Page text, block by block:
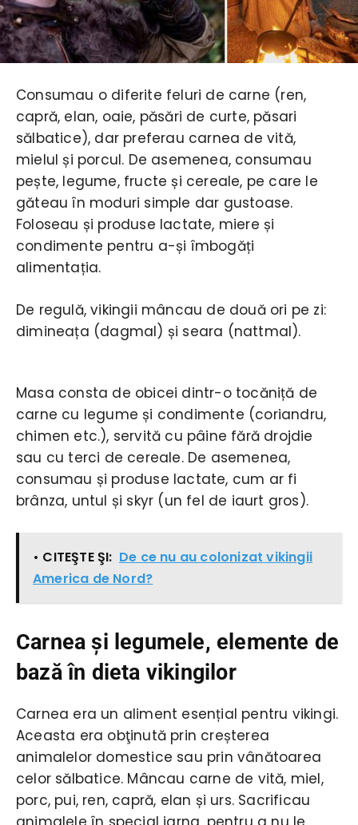
Consumau o diferite feluri de carne (ren,
capră, elan, oaie, păsări de curte, păsari
sălbatice), dar preferau carnea de vită,
mielul și porcul. De asemenea, consumau
pește, legume, fructe și cereale, pe care le
găteau în moduri simple dar gustoase.
Foloseau și produse lactate, miere și
condimente pentru a-și îmbogăți
alimentația.
De regulă, vikingii mâncau de două ori pe zi:
dimineața (dagmal) și seara (nattmal).
Masa consta de obicei dintr-o tocăniță de
carne cu legume și condimente (coriandru,
chimen etc.), servită cu pâine fără drojdie
sau cu terci de cereale. De asemenea,
consumau și produse lactate, cum ar fi
brânza, untul și skyr (un fel de iaurt gros).
• CITEŞTE ŞI: De ce nu au colonizat vikingii
America de Nord?
Carnea şi legumele, elemente de
bază în dieta vikingilor
Carnea era un aliment esențial pentru vikingi.
Aceasta era obţinută prin creșterea
animalelor domestice sau prin vânătoarea
celor sălbatice. Mâncau carne de vită, miel,
porc, pui, ren, capră, elan și urs. Sacrificau